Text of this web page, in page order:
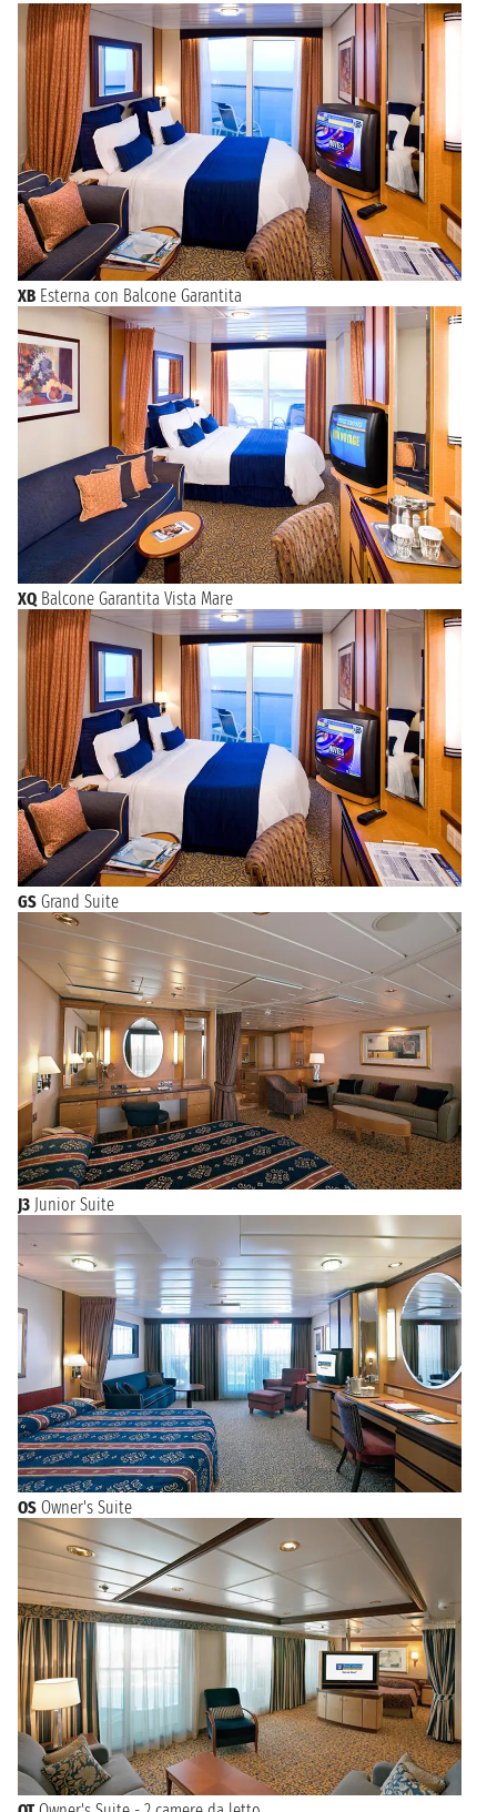
XB Esterna con Balcone Garantita
XQ Balcone Garantita Vista Mare
GS Grand Suite
J3 Junior Suite
OS Owner's Suite